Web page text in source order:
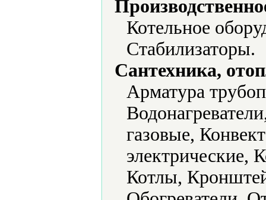
Котельное
Стабилизаторы.
Сантехника,
Арматура
газовые,
электрические,
Котлы,